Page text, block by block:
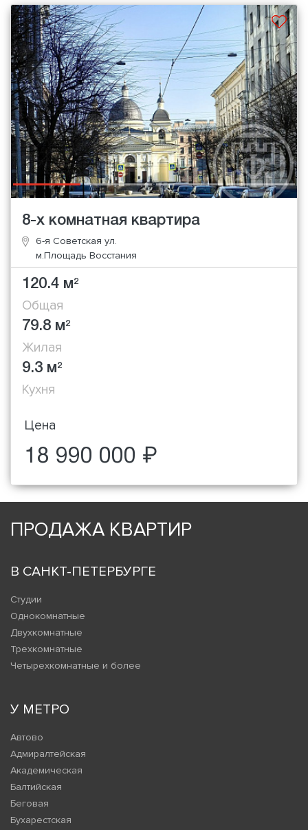
8-х комнатная квартира
6-я Советская ул.
м.Площадь Восстания
120.4 м2
Общая
79.8 м2
Жилая
9.3 м2
Кухня
Цена
18 990 000 ₽
ПРОДАЖА КВАРТИР
В САНКТ-ПЕТЕРБУРГЕ
Студии
Однокомнатные
Двухкомнатные
Трехкомнатные
Четырехкомнатные и более
У МЕТРО
Автово
Адмиралтейская
Академическая
Балтийская
Беговая
Бухарестская